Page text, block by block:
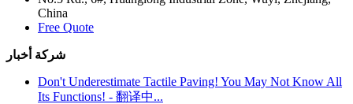
China
Free Quote
شركة أخبار
Don't Underestimate Tactile Paving! You May Not Know All
Its Functions! - 翻译中...